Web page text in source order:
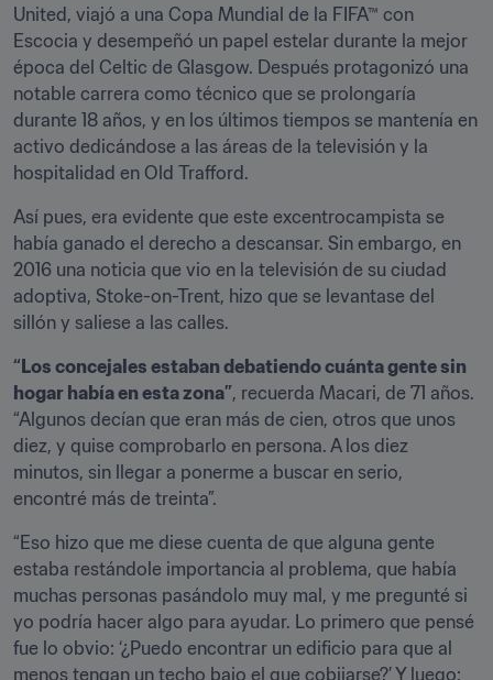
United, viajó a una Copa Mundial de la FIFA™ con
Escocia y desempeñó un papel estelar durante la mejor
época del Celtic de Glasgow. Después protagonizó una
notable carrera como técnico que se prolongaría
durante 18 años, y en los últimos tiempos se mantenía en
activo dedicándose a las áreas de la televisión y la
hospitalidad en Old Trafford.
Así pues, era evidente que este excentrocampista se
había ganado el derecho a descansar. Sin embargo, en
2016 una noticia que vio en la televisión de su ciudad
adoptiva, Stoke-on-Trent, hizo que se levantase del
sillón y saliese a las calles.
“Los concejales estaban debatiendo cuánta gente sin
hogar había en esta zona”, recuerda Macari, de 71 años.
“Algunos decían que eran más de cien, otros que unos
diez, y quise comprobarlo en persona. A los diez
minutos, sin llegar a ponerme a buscar en serio,
encontré más de treinta”.
“Eso hizo que me diese cuenta de que alguna gente
estaba restándole importancia al problema, que había
muchas personas pasándolo muy mal, y me pregunté si
yo podría hacer algo para ayudar. Lo primero que pensé
fue lo obvio: ‘¿Puedo encontrar un edificio para que al
menos tengan un techo bajo el que cobijarse?’ Y luego: